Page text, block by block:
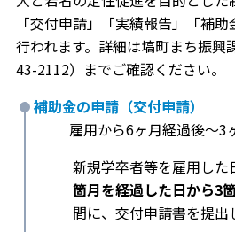
「交付申請」「実績報告」「補
行われます。詳細は塙町まち振興
43-2112）までご確認ください。
補助金の申請（交付申請）
雇用から6ヶ月経過後〜3
新規学卒者等を雇用した
箇月を経過した日から3
間に、交付申請書を提出